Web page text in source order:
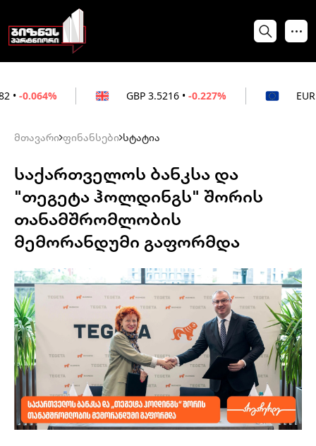
3.5216 -0.227% 3.0212 -
მთავარი ფინანსები სტატია
საქართველოს ბანკსა და
"თეგეტა ჰოლდინგს" შორის
თანამშრომლობის
მემორანდუმი გაფორმდა